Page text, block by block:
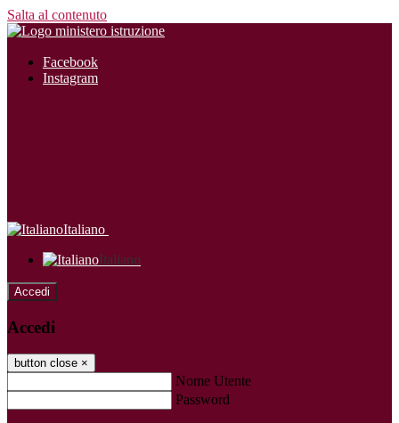
Salta al contenuto
Facebook
Instagram
Italiano
Italiano
Accedi
Accedi
button close ×
Nome Utente
Password